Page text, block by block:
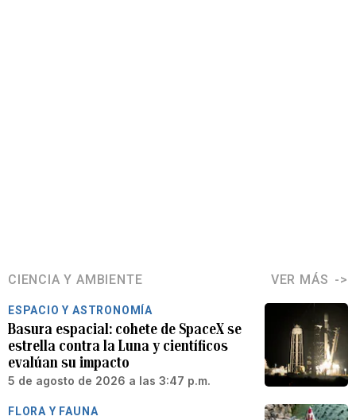
CIENCIA Y AMBIENTE VER MÁS
ESPACIO Y ASTRONOMÍA
Basura espacial: cohete de SpaceX se
estrella contra la Luna y científicos
evalúan su impacto
5 de agosto de 2026 a las 3:47 p.m.
FLORA Y FAUNA